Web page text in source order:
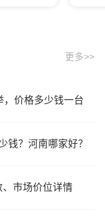
更多>>
，价格多少钱一台
钱？河南哪家好？
市场价位详情